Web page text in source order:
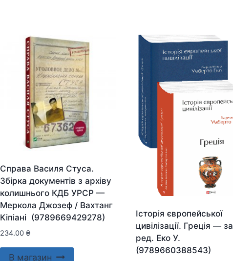
Справа Василя Стуса.
Збірка документів з архіву
колишнього КДБ УРСР —
Меркола Джозеф / Вахтанг
Кіпіані (9789669429278)
234.00 ₴
В магазин
Історія європейської
цивілізації. Греція — за
ред. Еко У.
(9789660388543)